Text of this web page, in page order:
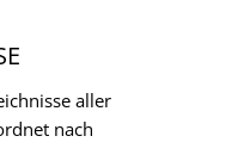
aller
nach